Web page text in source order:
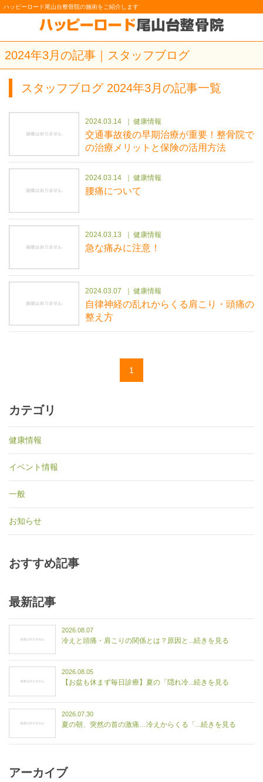
ハッピーロード尾山台整骨院の施術をご紹介します
2024年3月の記事｜スタッフブログ
スタッフブログ 2024年3月の記事一覧
2024.03.14 健康情報
交通事故後の早期治療が重要！整骨院で
の治療メリットと保険の活用方法
2024.03.14 健康情報
腰痛について
2024.03.13 健康情報
急な痛みに注意！
2024.03.07 健康情報
自律神経の乱れからくる肩こり・頭痛の
整え方
1
カテゴリ
健康情報
イベント情報
一般
お知らせ
おすすめ記事
最新記事
2026.08.07
冷えと頭痛・肩こりの関係とは？原因と...続きを見る
2026.08.05
【お盆も休まず毎日診療】夏の「隠れ冷...続きを見る
2026.07.30
夏の朝、突然の首の激痛…冷えからくる「...続きを見る
アーカイブ